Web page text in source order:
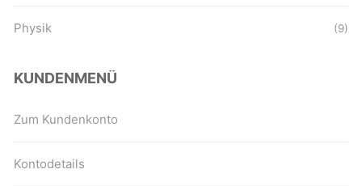
Physik (9)
KUNDENMENÜ
Zum Kundenkonto
Kontodetails